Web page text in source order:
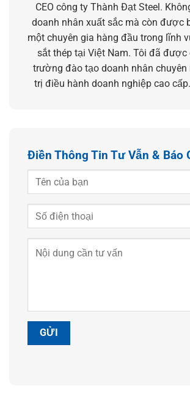
CEO công ty Thành Đạt Steel.
doanh nhân xuất sắc mà còn được
một chuyên gia hàng đầu trong lĩnh
sắt thép tại Việt Nam. Tôi đã được
trường đào tạo doanh nhân chuyên
trị điều hành doanh nghiệp cao cấp.
Điền Thông Tin Tư Vẫn & Báo